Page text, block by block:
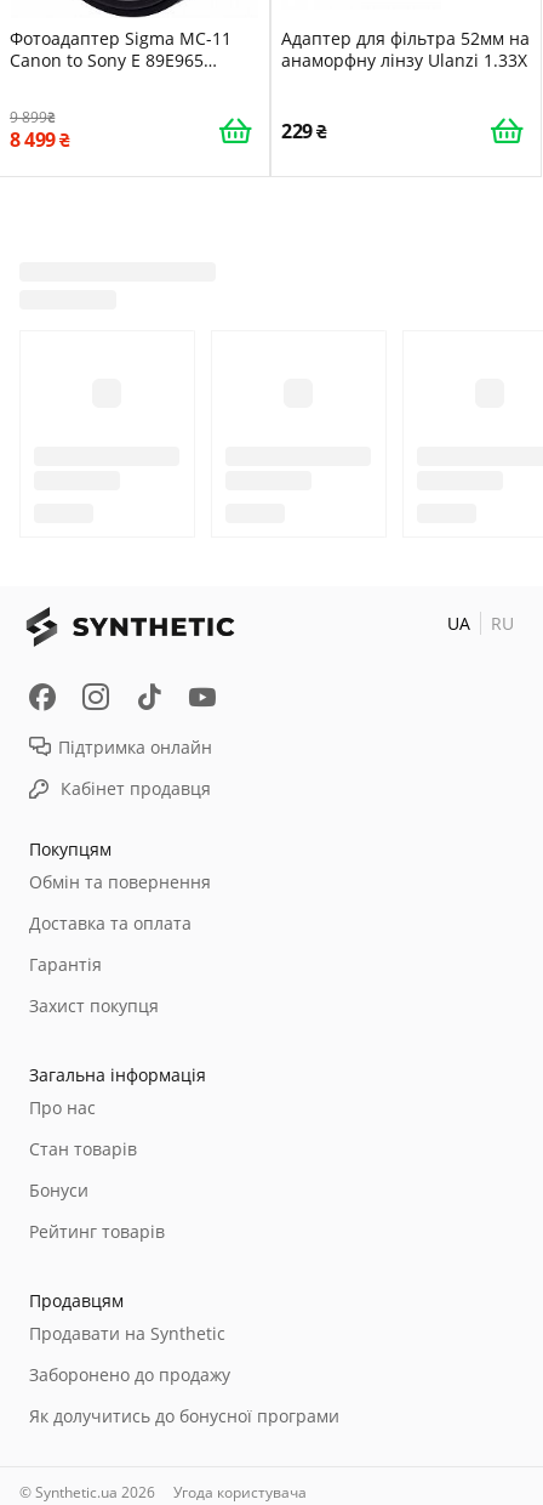
Фотоадаптер Sigma MC-11
Canon to Sony E 89E965
9 899
8 499
Адаптер для фільтра 52мм на
анаморфну лінзу Ulanzi 1.33X
229
Покупцям
Обмін та повернення
Доставка та оплата
Гарантія
Захист покупця
Загальна інформація
Про нас
Стан товарів
Бонуси
Рейтинг товарів
Продавцям
Продавати на Synthetic
Заборонено до продажу
Як долучитись до бонусної програми
Підтримка онлайн
Кабінет продавця
© Synthetic.ua 2026
Угода користувача
UA RU